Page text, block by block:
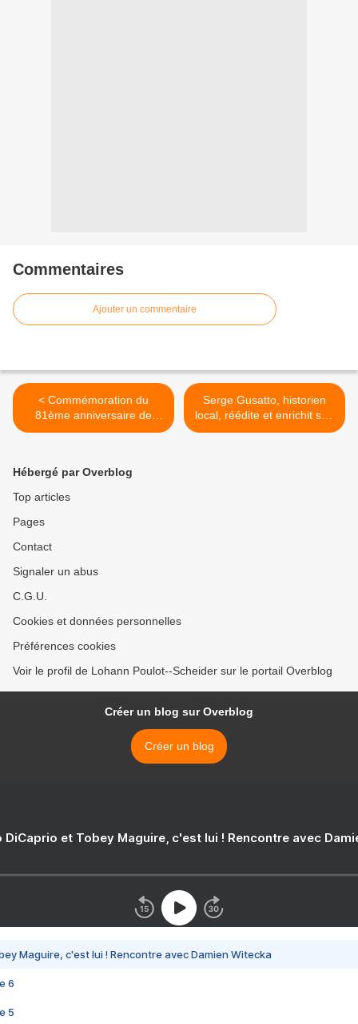
Commentaires
Ajouter un commentaire
< Commémoration du
81ème anniversaire de
la Victoire des Alliés sur
Serge Gusatto, historien
local, réédite et enrichit son
ouvrage : Auxonne Fierté
Hébergé par Overblog
Top articles
Pages
Contact
Signaler un abus
C.G.U.
Cookies et données personnelles
Préférences cookies
Voir le profil de Lohann Poulot--Scheider sur le portail Overblog
Créer un blog sur Overblog
Créer un blog
DiCaprio et Tobey Maguire, c'est lui ! Rencontre avec
Maguire, c'est lui ! Rencontre avec Damien Witecka
6
5